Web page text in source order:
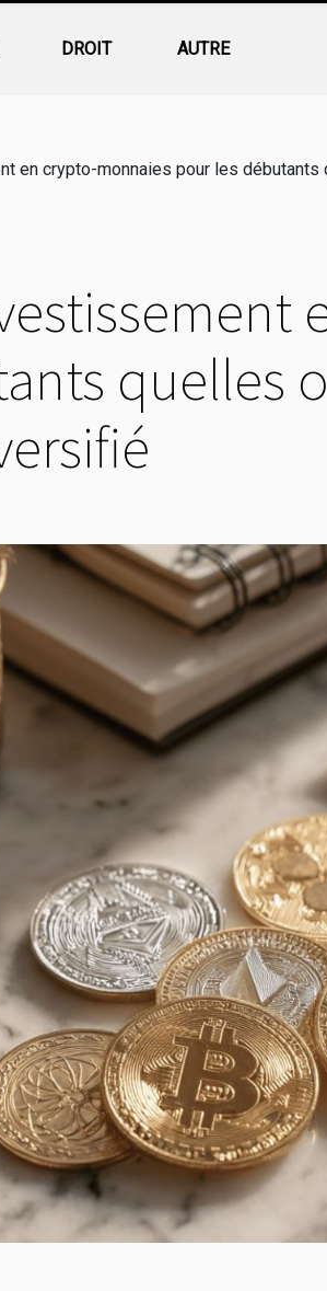
DROIT AUTRE
en crypto-monnaies pour les
quelles